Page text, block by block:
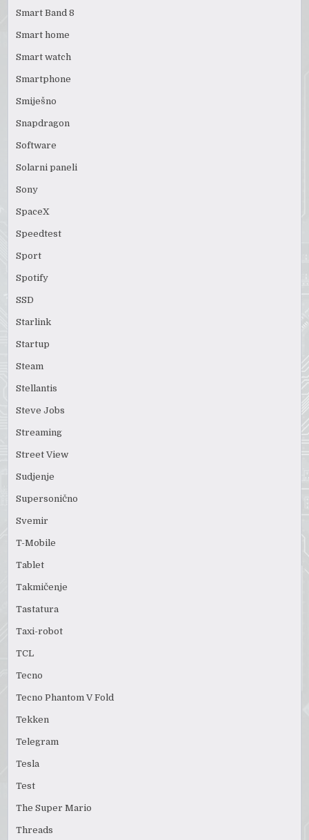
Smart Band 8
Smart home
Smart watch
Smartphone
Smiješno
Snapdragon
Software
Solarni paneli
Sony
SpaceX
Speedtest
Sport
Spotify
SSD
Starlink
Startup
Steam
Stellantis
Steve Jobs
Streaming
Street View
Sudjenje
Supersonično
Svemir
T-Mobile
Tablet
Takmičenje
Tastatura
Taxi-robot
TCL
Tecno
Tecno Phantom V Fold
Tekken
Telegram
Tesla
Test
The Super Mario
Threads